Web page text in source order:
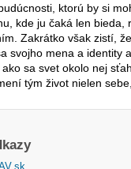
ktorú by si
kde ju čaká len bieda,
Zakrátko však zistí,
svojho mena a identity
sa svet okolo nej
tým život nielen